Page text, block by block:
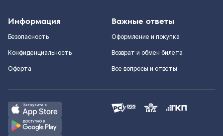
Информация
Безопасность
Конфиденциальность
Оферта
Важные ответы
Оформление и покупка
Возврат и обмен билета
Все вопросы и ответы